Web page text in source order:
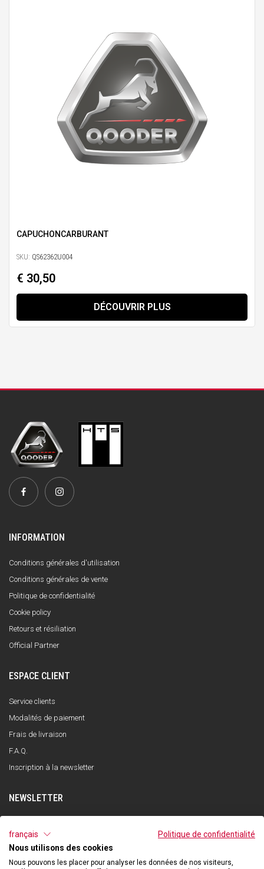
CAPUCHONCARBURANT
SKU: QS62362U004
€ 30,50
DÉCOUVRIR PLUS
INFORMATION
Conditions générales d'utilisation
Conditions générales de vente
Politique de confidentialité
Cookie policy
Retours et résiliation
Official Partner
ESPACE CLIENT
Service clients
Modalités de paiement
Frais de livraison
F.A.Q.
Inscription à la newsletter
NEWSLETTER
S'INSCRIRE
J'ai lu et compris la politique de confidentialité et j'accepte le traitement de
conformément à ce qui est indiqué dans la politique de confidentialité.
français
Politique de confidentialité
Nous utilisons des cookies
Nous pouvons les placer pour analyser les données de nos visiteurs,